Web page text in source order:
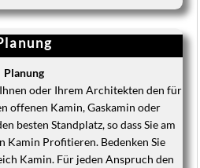
Planung
oder Ihrem Architekten den für
offenen Kamin, Gaskamin oder
besten Standplatz, so dass Sie am
Kamin Profitieren. Bedenken Sie
Kamin. Für jeden Anspruch den